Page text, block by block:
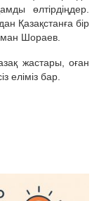
өлтірдіңдер.
Қазақстанға бір
Шораев.
жастары, оған
еліміз бар.